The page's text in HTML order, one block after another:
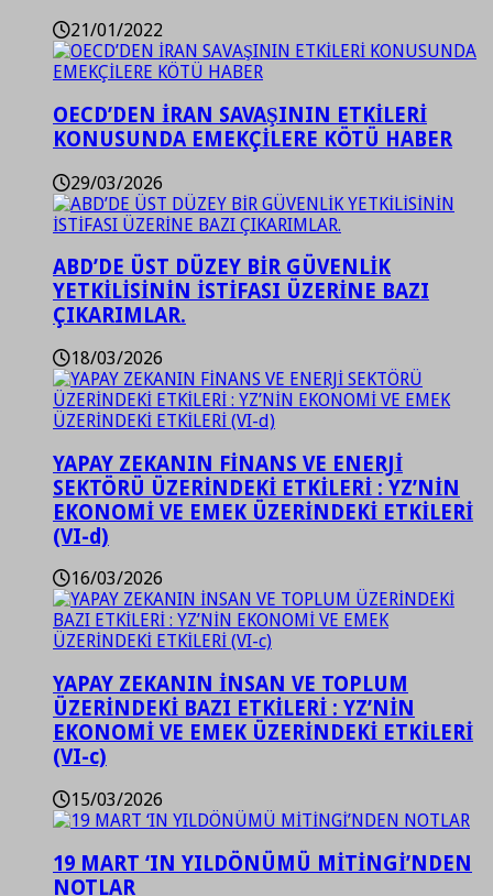
21/01/2022
OECD’DEN İRAN SAVAŞININ ETKİLERİ
KONUSUNDA EMEKÇİLERE KÖTÜ HABER
29/03/2026
ABD’DE ÜST DÜZEY BİR GÜVENLİK
YETKİLİSİNİN İSTİFASI ÜZERİNE BAZI
ÇIKARIMLAR.
18/03/2026
YAPAY ZEKANIN FİNANS VE ENERJİ
SEKTÖRÜ ÜZERİNDEKİ ETKİLERİ : YZ’NİN
EKONOMİ VE EMEK ÜZERİNDEKİ ETKİLERİ
(VI-d)
16/03/2026
YAPAY ZEKANIN İNSAN VE TOPLUM
ÜZERİNDEKİ BAZI ETKİLERİ : YZ’NİN
EKONOMİ VE EMEK ÜZERİNDEKİ ETKİLERİ
(VI-c)
15/03/2026
19 MART ‘IN YILDÖNÜMÜ MİTİNGİ’NDEN
NOTLAR